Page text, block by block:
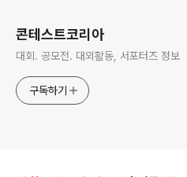
콘테스트코리아
대회. 공모전. 대외활동, 서포터즈 정보
구독하기